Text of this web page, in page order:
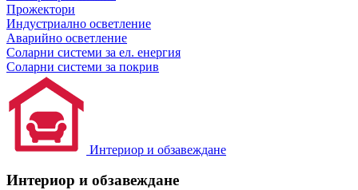
Прожектори
Индустриално осветление
Аварийно осветление
Соларни системи за ел. енергия
Соларни системи за покрив
Интериор и обзавеждане
Интериор и обзавеждане